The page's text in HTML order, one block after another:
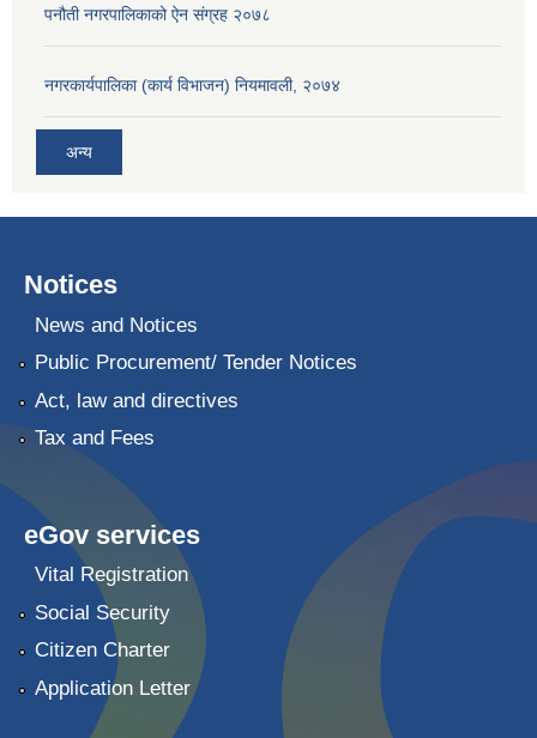
पनौती नगरपालिकाको ऐन संग्रह २०७८
नगरकार्यपालिका (कार्य विभाजन) नियमावली, २०७४
अन्य
Notices
News and Notices
Public Procurement/ Tender Notices
Act, law and directives
Tax and Fees
eGov services
Vital Registration
Social Security
Citizen Charter
Application Letter